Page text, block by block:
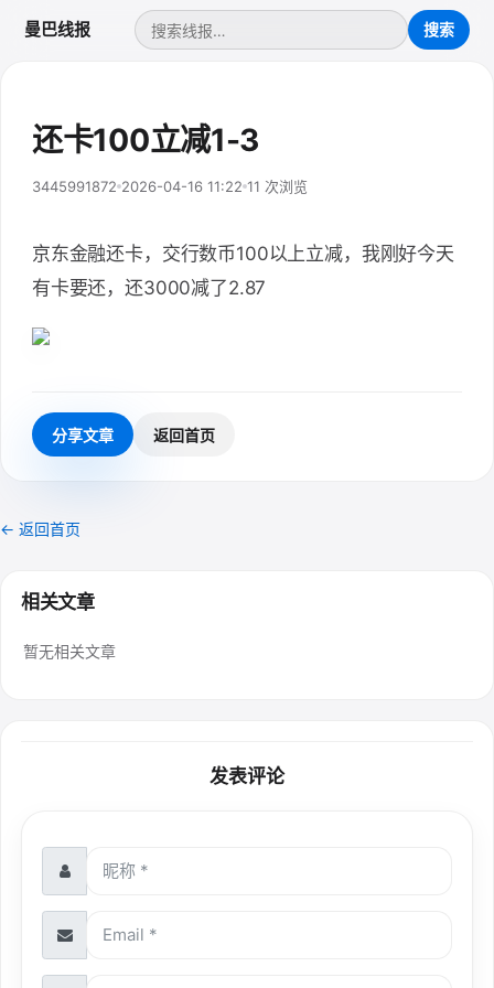
曼巴线报
还卡100立减1-3
3445991872 2026-04-16 11:22 11 次浏览
京东金融还卡，交行数币100以上立减，我刚好今天
有卡要还，还3000减了2.87
分享文章 返回首页
← 返回首页
相关文章
暂无相关文章
发表评论